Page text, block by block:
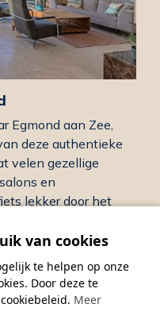
Egmond aan Zee,
deze authentieke
velen gezellige
en
lekker door het
weg naar
rust en heb je
te kunnen
van cookies
te helpen op onze
Door deze te
Meer